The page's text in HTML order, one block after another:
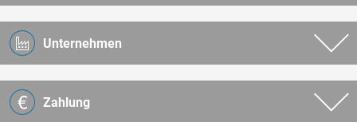
Unternehmen
Zahlung